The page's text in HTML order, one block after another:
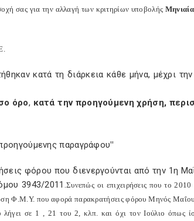
σας για την αλλαγή των κριτηρίων υποβολής
κατά τη διάρκεια κάθε μήνα, μέχρι την
όρο, κατά την προηγούμενη χρήση,
παραγράφου"
φόρου που διενεργούνται από την 1η
3943/2011.Συνεπώς οι επιχειρήσεις που το
Φ.Μ.Υ. που αφορά παρακρατήσεις φόρου Μηνός
σε 1 , 21 του 2, κλπ. και όχι τον Ιούλιο όπως